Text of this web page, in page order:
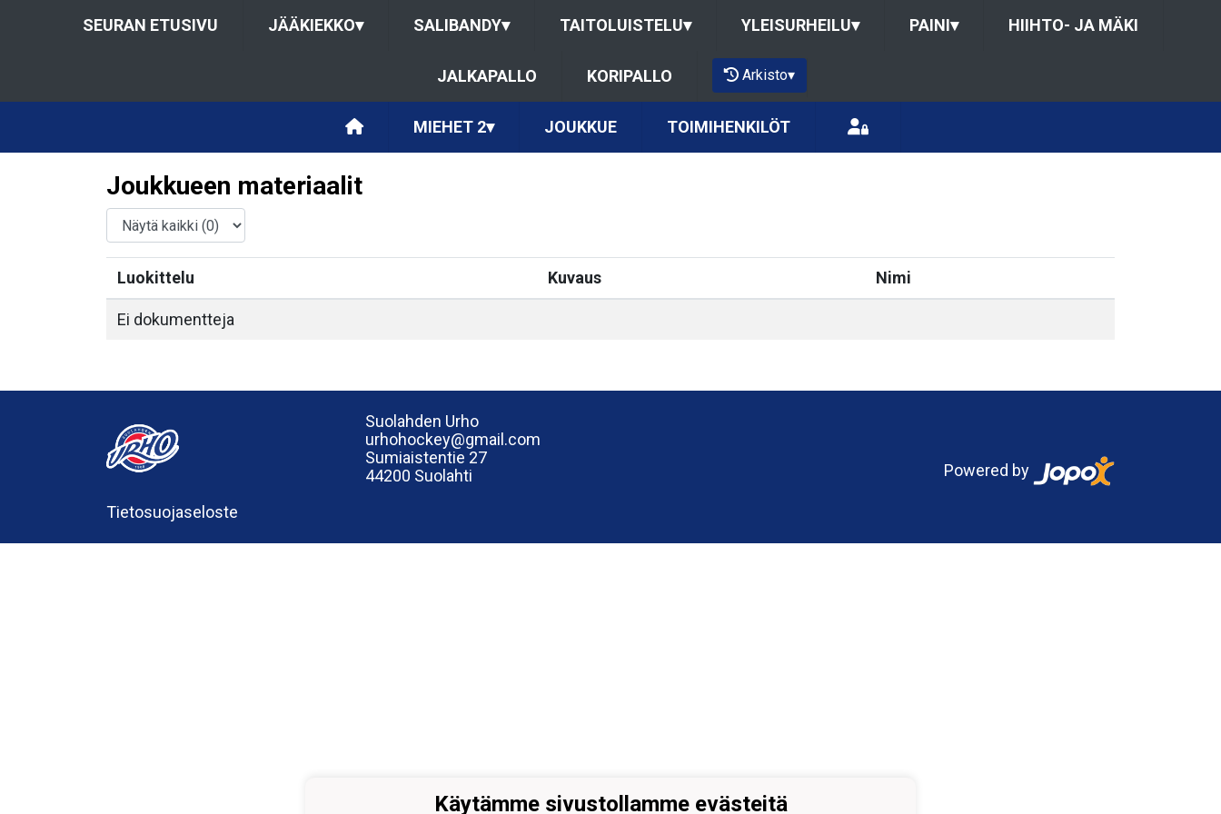
SEURAN ETUSIVU JÄÄKIEKKO▾ SALIBANDY▾ TAITOLUISTELU▾ YLEISURHEILU▾ PAINI▾ HIIHTO- JA MÄKI
JALKAPALLO KORIPALLO Arkisto▾
MIEHET 2▾ JOUKKUE TOIMIHENKILÖT
Joukkueen materiaalit
Luokittelu Kuvaus Nimi
Ei dokumentteja
Tietosuojaseloste
Suolahden Urho
urhohockey@gmail.com
Sumiaistentie 27
44200 Suolahti
Powered by
Käytämme sivustollamme evästeitä